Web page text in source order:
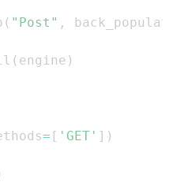
( "Post" ,
( engine )
= [ 'GET' ] )